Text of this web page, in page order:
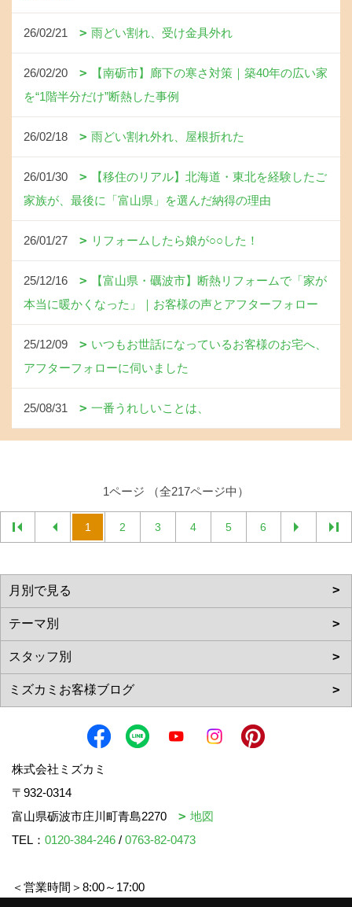
26/02/21 雨どい割れ、受け金具外れ
26/02/20
【南砺市】廊下の寒さ対策｜築40年の広い家
を“1階半分だけ”断熱した事例
26/02/18 雨どい割れ外れ、屋根折れた
26/01/30
【移住のリアル】北海道・東北を経験したご
家族が、最後に「富山県」を選んだ納得の理由
26/01/27 リフォームしたら娘が○○した！
25/12/16
【富山県・礪波市】断熱リフォームで「家が
本当に暖かくなった」｜お客様の声とアフターフォロー
25/12/09
いつもお世話になっているお客様のお宅へ、
アフターフォローに伺いました
25/08/31 一番うれしいことは、
1ページ （全217ページ中）
1 2 3 4 5 6
株式会社ミズカミ
〒932-0314
富山県砺波市庄川町青島2270
地図
TEL： 0120-384-246 / 0763-82-0473
＜営業時間＞8:00～17:00